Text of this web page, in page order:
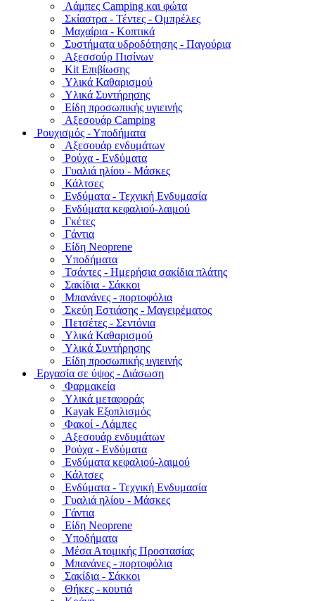
Λάμπες Camping και φώτα
Σκίαστρα - Τέντες - Ομπρέλες
Μαχαίρια - Κοπτικά
Συστήματα υδροδότησης - Παγούρια
Αξεσσούρ Πισίνων
Kit Επιβίωσης
Υλικά Καθαρισμού
Υλικά Συντήρησης
Είδη προσωπικής υγιεινής
Αξεσουάρ Camping
Ρουχισμός - Υποδήματα
Αξεσουάρ ενδυμάτων
Ρούχα - Ενδύματα
Γυαλιά ηλίου - Μάσκες
Κάλτσες
Ενδύματα - Τεχνική Ενδυμασία
Ενδύματα κεφαλιού-λαιμού
Γκέτες
Γάντια
Είδη Neoprene
Υποδήματα
Τσάντες - Ημερήσια σακίδια πλάτης
Σακίδια - Σάκκοι
Μπανάνες - πορτοφόλια
Σκεύη Εστιάσης - Μαγειρέματος
Πετσέτες - Σεντόνια
Υλικά Καθαρισμού
Υλικά Συντήρησης
Είδη προσωπικής υγιεινής
Εργασία σε ύψος - Διάσωση
Φαρμακεία
Υλικά μεταφοράς
Kayak Εξοπλισμός
Φακοί - Λάμπες
Αξεσουάρ ενδυμάτων
Ρούχα - Ενδύματα
Ενδύματα κεφαλιού-λαιμού
Κάλτσες
Ενδύματα - Τεχνική Ενδυμασία
Γυαλιά ηλίου - Μάσκες
Γάντια
Είδη Neoprene
Υποδήματα
Μέσα Ατομικής Προστασίας
Μπανάνες - πορτοφόλια
Σακίδια - Σάκκοι
Θήκες - κουτιά